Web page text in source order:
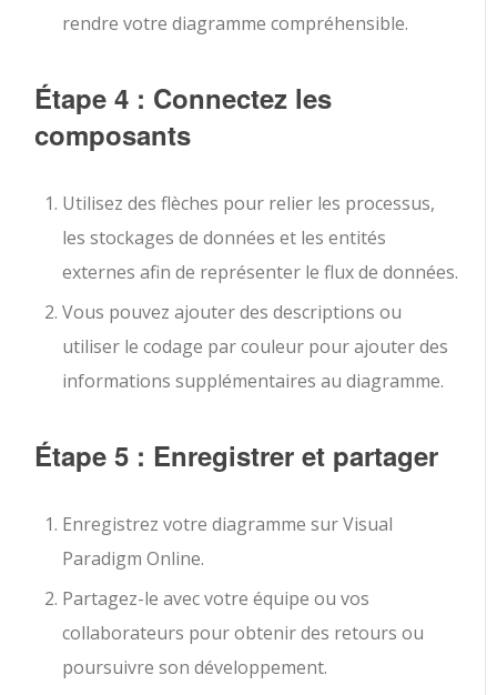
rendre votre diagramme compréhensible.
Étape 4 : Connectez les
composants
Utilisez des flèches pour relier les processus,
les stockages de données et les entités
externes afin de représenter le flux de données.
Vous pouvez ajouter des descriptions ou
utiliser le codage par couleur pour ajouter des
informations supplémentaires au diagramme.
Étape 5 : Enregistrer et partager
Enregistrez votre diagramme sur Visual
Paradigm Online.
Partagez-le avec votre équipe ou vos
collaborateurs pour obtenir des retours ou
poursuivre son développement.